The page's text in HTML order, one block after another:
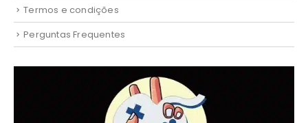
Termos e condições
Perguntas Frequentes